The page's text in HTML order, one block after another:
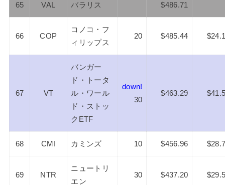
65 VAL バラリス $486.71
66 COP
コノコ・フ
ィリップス
20 $485.44
67 VT
バンガー
ド・トータ
ル・ワール
ド・ストッ
クETF
down!
30
$463.29
68 CMI カミンズ 10 $456.96
69 NTR
ニュートリ
エン
30 $437.20